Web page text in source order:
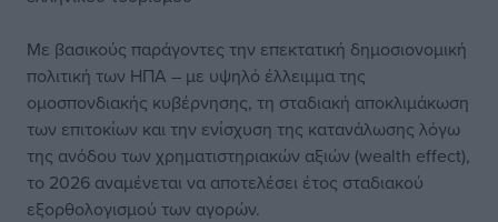
Με βασικούς παράγοντες την επεκτατική δημοσιονομική
πολιτική των ΗΠΑ – με υψηλό έλλειμμα της
ομοσπονδιακής κυβέρνησης, τη σταδιακή αποκλιμάκωση
των επιτοκίων και την ενίσχυση της κατανάλωσης λόγω
της ανόδου των χρηματιστηριακών αξιών (wealth effect),
το 2026 αναμένεται να αποτελέσει έτος σταδιακού
εξορθολογισμού των αγορών.